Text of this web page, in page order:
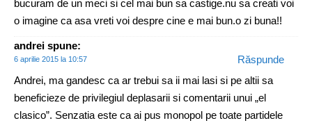
bucuram de un meci si cel mai bun sa castige.nu sa creati voi
o imagine ca asa vreti voi despre cine e mai bun.o zi buna!!
andrei spune:
6 aprilie 2015 la 10:57
Andrei, ma gandesc ca ar trebui sa ii mai lasi si pe altii sa
beneficieze de privilegiul deplasarii si comentarii unui „el
clasico”. Senzatia este ca ai pus monopol pe toate partidele
Răspunde